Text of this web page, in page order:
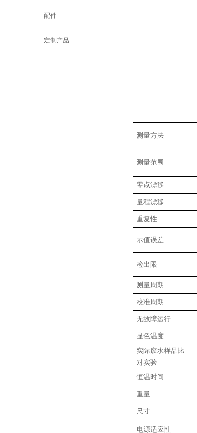
配件
定制产品
测量方法
测量范围
零点漂移
量程漂移
重复性
示值误差
检出限
测量周期
校准周期
无故障运行
显色温度
实际废水样品比
对实验
恒温时间
重量
尺寸
电源适应性